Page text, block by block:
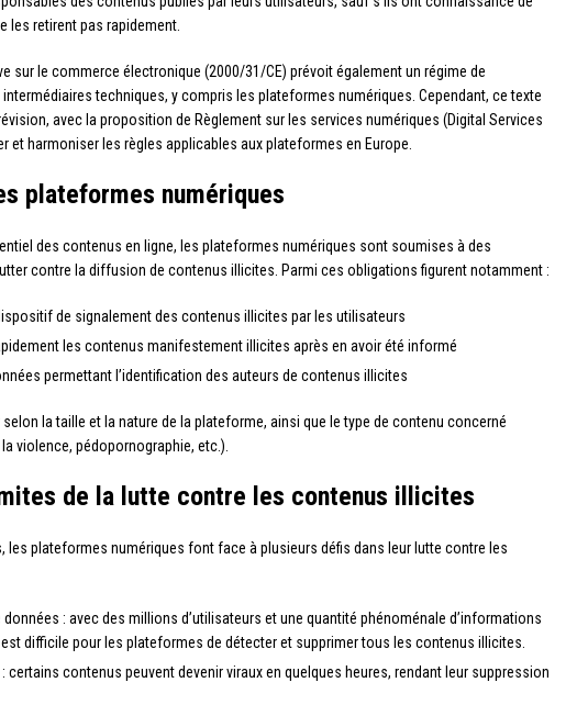
les retirent pas rapidement.
sur le commerce électronique (2000/31/CE) prévoit également un régime de
techniques, y compris les plateformes numériques. Cependant, ce texte
avec la proposition de Règlement sur les services numériques (Digital Services
et harmoniser les règles applicables aux plateformes en Europe.
plateformes numériques
des contenus en ligne, les plateformes numériques sont soumises à des
contre la diffusion de contenus illicites. Parmi ces obligations figurent notamment :
de signalement des contenus illicites par les utilisateurs
les contenus manifestement illicites après en avoir été informé
permettant l’identification des auteurs de contenus illicites
la taille et la nature de la plateforme, ainsi que le type de contenu concerné
violence, pédopornographie, etc.).
de la lutte contre les contenus illicites
les plateformes numériques font face à plusieurs défis dans leur lutte contre les
: avec des millions d’utilisateurs et une quantité phénoménale d’informations
difficile pour les plateformes de détecter et supprimer tous les contenus illicites.
certains contenus peuvent devenir viraux en quelques heures, rendant leur suppression